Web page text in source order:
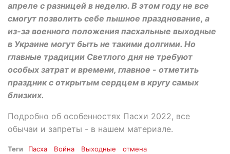
апреле с разницей в неделю. В этом году не все
смогут позволить себе пышное празднование, а
из-за военного положения пасхальные выходные
в Украине могут быть не такими долгими. Но
главные традиции Светлого дня не требуют
особых затрат и времени, главное - отметить
праздник с открытым сердцем в кругу самых
близких.
Подробно об особенностях Пасхи 2022, все
обычаи и запреты - в нашем материале.
Теги Пасха Война Выходные отмена